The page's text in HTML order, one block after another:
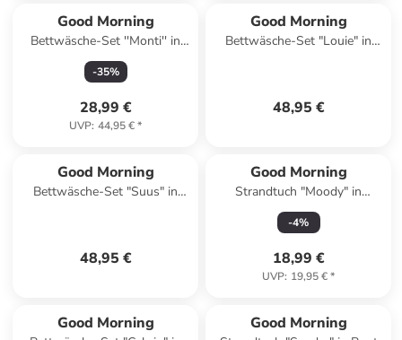
Good Morning
Bettwäsche-Set ''Monti'' in
Bunt
-35%
28,99 €
UVP: 44,95 €*
Good Morning
Bettwäsche-Set "Louie" in
48,95 €
Good Morning
Bettwäsche-Set "Suus" in
48,95 €
Good Morning
Strandtuch "Moody" in
Hellblau/ Bunt
-4%
18,99 €
UVP: 19,95 €*
Good Morning Good Morning